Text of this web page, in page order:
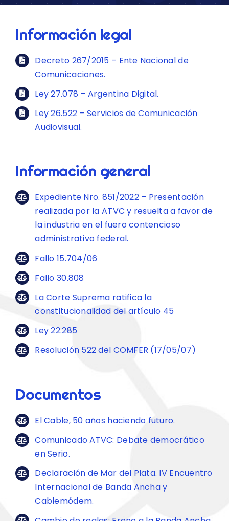
Información legal
Decreto 267/2015 – Ente Nacional de
Comunicaciones.
Ley 27.078 – Argentina Digital.
Ley 26.522 – Servicios de Comunicación
Audiovisual.
Información general
Expediente Nro. 851/2022 – Presentación
realizada por la ATVC y resuelta a favor de
la industria en el fuero contencioso
administrativo federal.
Fallo 15.704/06
Fallo 30.808
La Corte Suprema ratifica la
constitucionalidad del artículo 45
Ley 22.285
Resolución 522 del COMFER (17/05/07)
Documentos
El Cable, 50 años haciendo futuro.
Comunicado ATVC: Debate democrático
en Serio.
Declaración de Mar del Plata. IV Encuentro
Internacional de Banda Ancha y
Cablemódem.